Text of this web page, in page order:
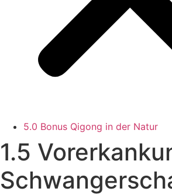
5.0 Bonus Qigong in der Natur
1.5